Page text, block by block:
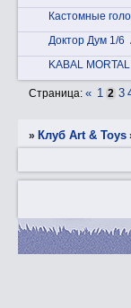
Кастомные
Доктор Дум 1/6
KABAL
Страница:« 1 2 3
» Клуб Art & Toys